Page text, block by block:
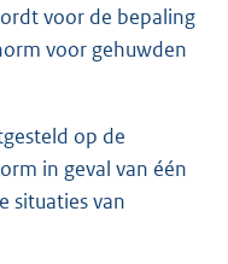
voor de bepaling
voor gehuwden
op de
in geval van één
situaties van